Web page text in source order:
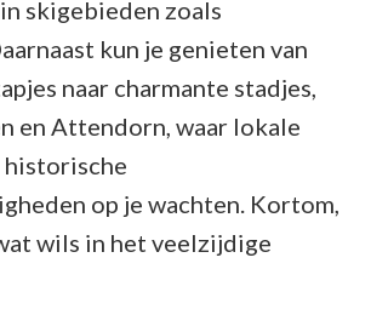
skigebieden zoals
kun je genieten van
naar charmante stadjes,
en Attendorn, waar lokale
historische
op je wachten. Kortom,
wils in het veelzijdige